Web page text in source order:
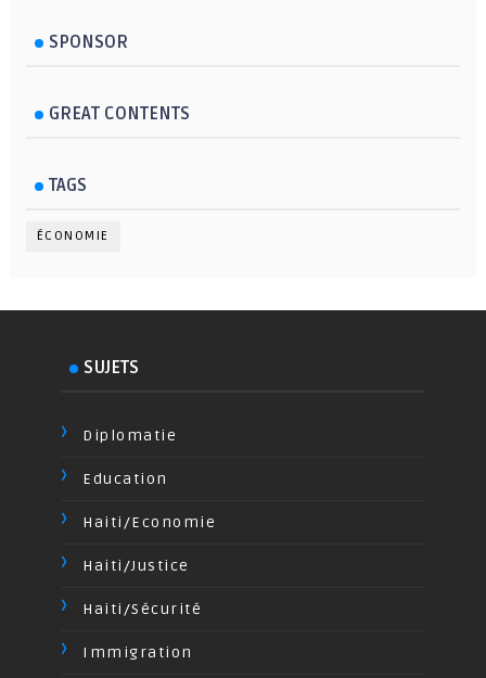
SPONSOR
GREAT CONTENTS
TAGS
ÉCONOMIE
SUJETS
Diplomatie
Education
Haiti/Economie
Haiti/Justice
Haiti/Sécurité
Immigration